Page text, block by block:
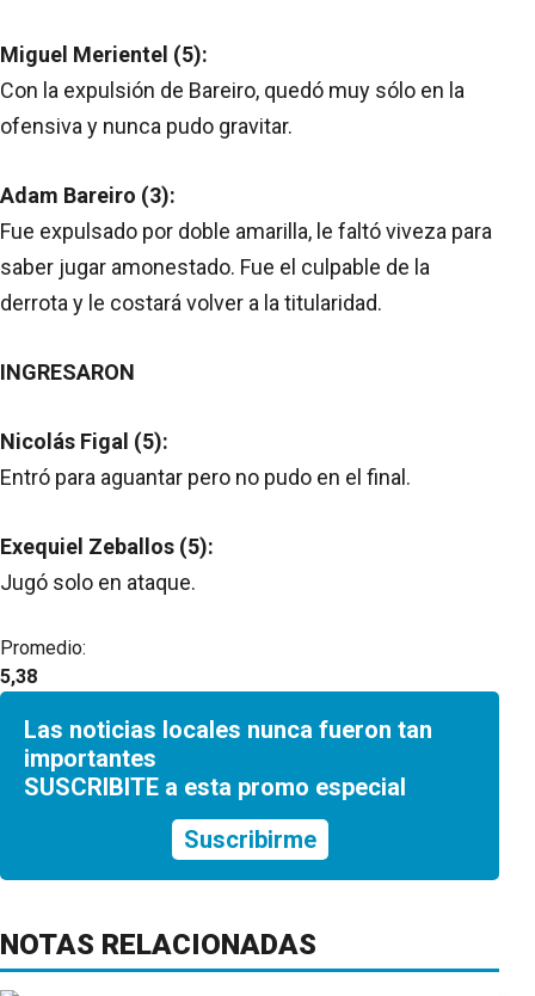
Miguel Merientel (5):
Con la expulsión de Bareiro, quedó muy sólo en la
ofensiva y nunca pudo gravitar.
Adam Bareiro (3):
Fue expulsado por doble amarilla, le faltó viveza para
saber jugar amonestado. Fue el culpable de la
derrota y le costará volver a la titularidad.
INGRESARON
Nicolás Figal (5):
Entró para aguantar pero no pudo en el final.
Exequiel Zeballos (5):
Jugó solo en ataque.
Promedio:
5,38
Las noticias locales nunca fueron tan
importantes
SUSCRIBITE a esta promo especial
Suscribirme
NOTAS RELACIONADAS